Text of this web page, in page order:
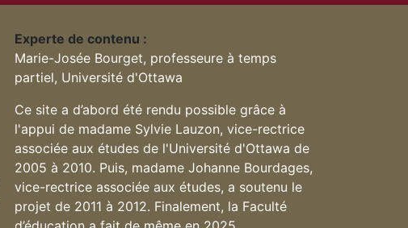
Experte de contenu :
Marie-Josée Bourget, professeure à temps
partiel, Université d'Ottawa
Ce site a d’abord été rendu possible grâce à
l'appui de madame Sylvie Lauzon, vice-rectrice
associée aux études de l'Université d'Ottawa de
2005 à 2010. Puis, madame Johanne Bourdages,
vice-rectrice associée aux études, a soutenu le
projet de 2011 à 2012. Finalement, la Faculté